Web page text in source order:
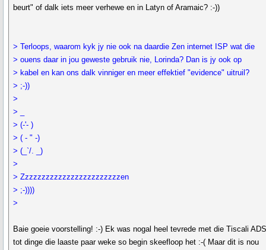
beurt" of dalk iets meer verhewe en in Latyn of Aramaic? :-))
> Terloops, waarom kyk jy nie ook na daardie Zen internet ISP wat die
> ouens daar in jou geweste gebruik nie, Lorinda? Dan is jy ook op
> kabel en kan ons dalk vinniger en meer effektief "evidence" uitruil?
> ;-))
>
> _
> (-'- )
> ( - " -)
> (_`/. _)
>
> Zzzzzzzzzzzzzzzzzzzzzzzzen
> ;-))))
>
Baie goeie voorstelling! :-) Ek was nogal heel tevrede met die Tiscali
tot dinge die laaste paar weke so begin skeefloop het :-( Maar dit is nou